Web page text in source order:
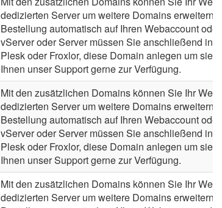
dedizierten Server um weitere Domains
Bestellung automatisch auf Ihren Webaccount
vServer oder Server müssen Sie anschließend in
Plesk oder Froxlor, diese Domain anlegen um sie
Ihnen unser Support gerne zur Verfügung.
Mit den zusätzlichen Domains können Sie Ihr
dedizierten Server um weitere Domains
Bestellung automatisch auf Ihren Webaccount
vServer oder Server müssen Sie anschließend in
Plesk oder Froxlor, diese Domain anlegen um sie
Ihnen unser Support gerne zur Verfügung.
Mit den zusätzlichen Domains können Sie Ihr
dedizierten Server um weitere Domains